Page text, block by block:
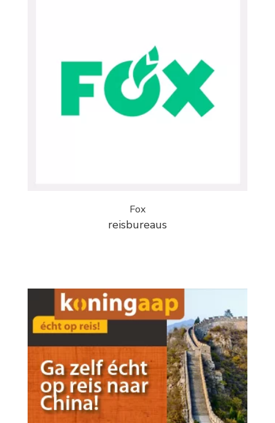
Fox
reisbureaus